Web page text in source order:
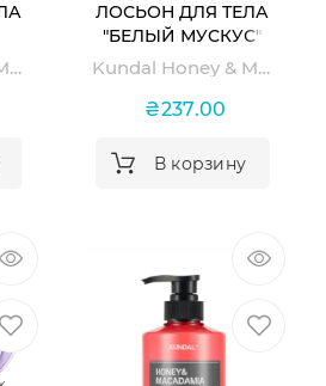
Kundal Honey & Macadamia Body Lotion Pink Grapefruit
ЛОСЬОН ДЛЯ ТЕЛА
"БЕЛЫЙ МУСКУС"
KUNDAL HONEY &
MACADAMIA PURE
BODY LOTION
Kundal Honey & Macadamia Pure Body Lotion White Musk
₴237.00
В корзину